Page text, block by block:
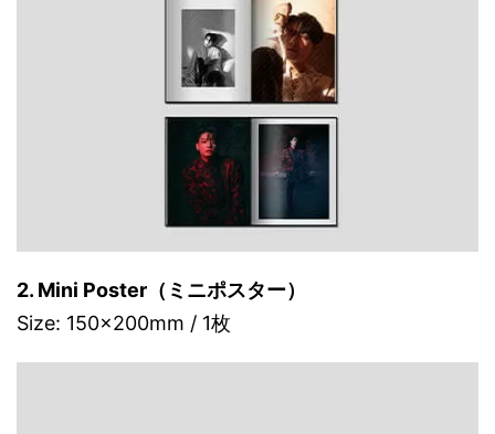
2. Mini Poster（ミニポスター）
Size: 150x200mm / 1枚